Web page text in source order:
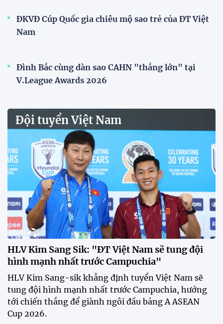
với chức vô địch VPL-S7
Tài Lộc trở lại, ĐT Việt Nam
"khổ luyện" dưới nắng gắt tại
HLV Kim Sang-sik: "Tuyển Việt
Nam sẽ mang sự tự tin này vào
trận gặp Singapore"
23:26 24/07/2026
Tiền đạo Đình Bắc: "Chiến
thắng này là thành quả của cả
tập thể"
23:15 24/07/2026
Đình Bắc lập hat-trick, tuyển
Việt Nam thắng đậm Timor
Leste tại ASEAN Cup 2026